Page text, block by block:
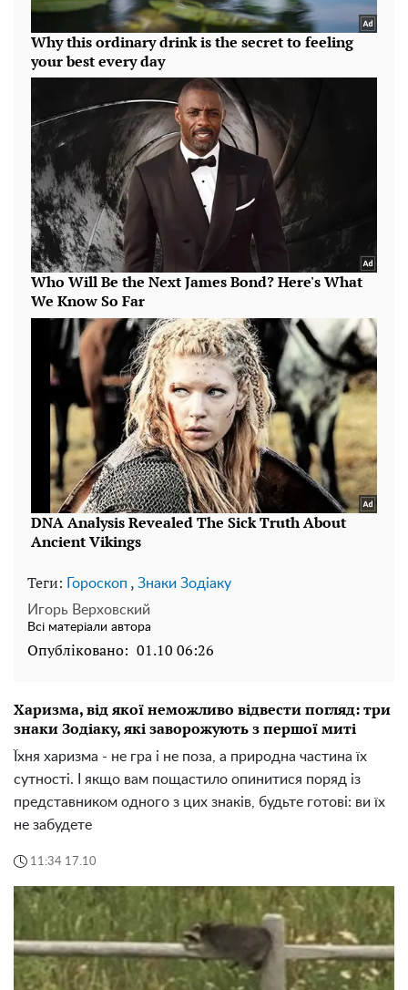
Теги: Гороскоп , Знаки Зодіаку
Игорь Верховский
Всі матеріали автора
Опубліковано: 01.10 06:26
Харизма, від якої неможливо відвести погляд: три
знаки Зодіаку, які заворожують з першої миті
Їхня харизма - не гра і не поза, а природна частина їх
сутності. І якщо вам пощастило опинитися поряд із
представником одного з цих знаків, будьте готові: ви їх
не забудете
11:34 17.10